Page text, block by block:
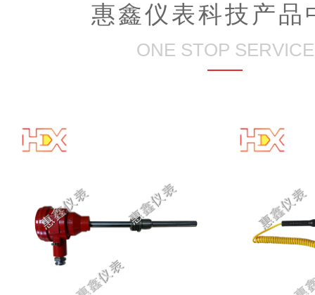
惠鑫仪表科技产品
ONE STOP SERVICE